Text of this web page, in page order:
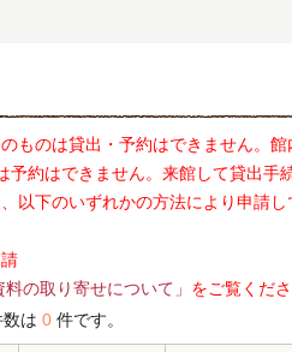
ものは貸出・予約はできません。
約はできません。来館して貸出手
以下のいずれかの方法により申請し
料の取り寄せについて」 をご覧くだ
は 0 件です。